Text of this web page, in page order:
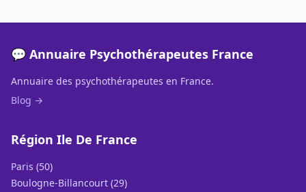
💬 Annuaire Psychothérapeutes France
Annuaire des psychothérapeutes en France.
Blog →
Région Ile De France
Paris (50)
Boulogne-Billancourt (29)